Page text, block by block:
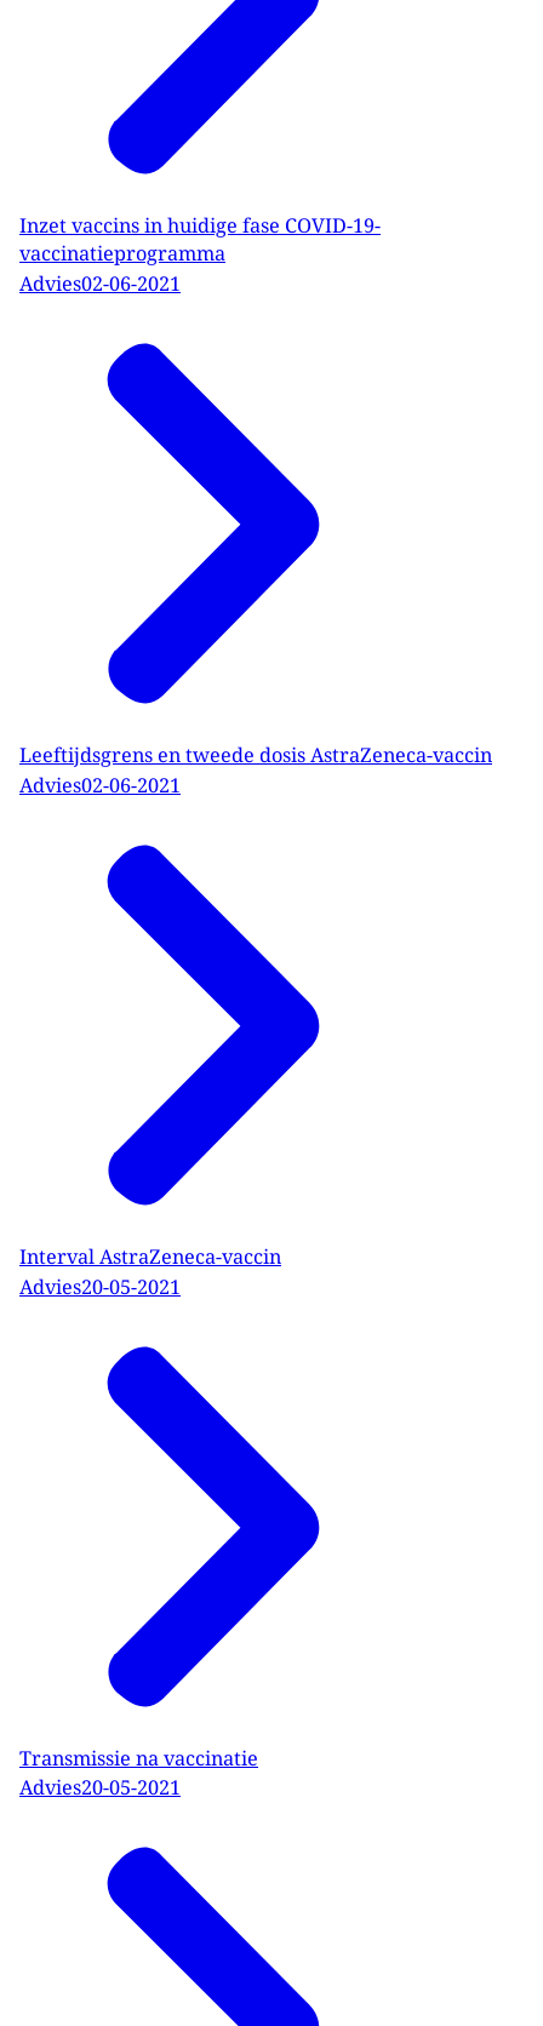
Inzet vaccins in huidige fase COVID-19-
vaccinatieprogramma
Advies02-06-2021
Leeftijdsgrens en tweede dosis AstraZeneca-vaccin
Advies02-06-2021
Interval AstraZeneca-vaccin
Advies20-05-2021
Transmissie na vaccinatie
Advies20-05-2021